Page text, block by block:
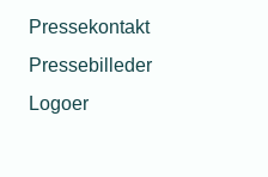
Pressekontakt
Pressebilleder
Logoer